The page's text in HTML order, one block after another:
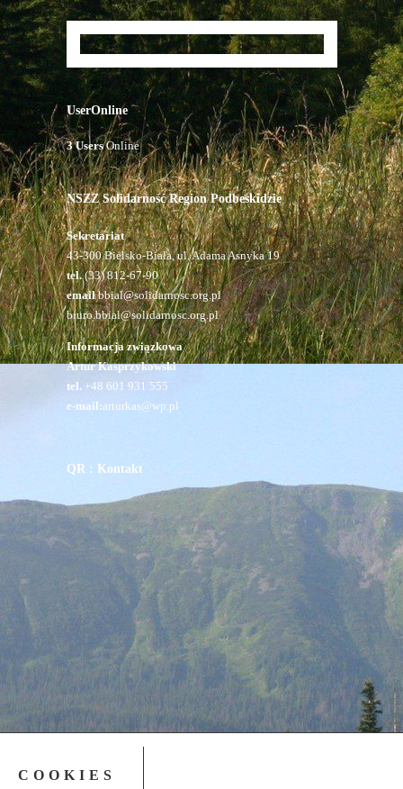
COOKIES
UserOnline
3 UsersOnline
NSZZ Solidarność Region Podbeskidzie
Sekretariat
43-300 Bielsko-Biała, ul. Adama Asnyka 19
tel.(33) 812-67-90
Artur Kasprzykowski
tel.+48 601 931 555
e-mail:
arturkas@wp.pl
QR : Kontakt